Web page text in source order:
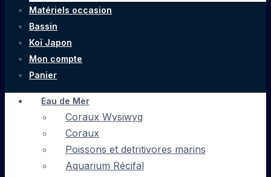
Matériels occasion
Bassin
Koï Japon
Mon compte
Panier
Eau de Mer
Coraux Wysiwyg
Coraux
Poissons et detritivores marins
Aquarium Récifal